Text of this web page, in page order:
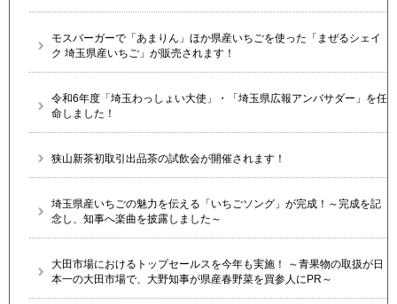
モスバーガーで「あまりん」ほか県産いちごを使った「まぜるシェイ
ク 埼玉県産いちご」が販売されます！
令和6年度「埼玉わっしょい大使」・「埼玉県広報アンバサダー」を任
命しました！
狭山新茶初取引出品茶の試飲会が開催されます！
埼玉県産いちごの魅力を伝える「いちごソング」が完成！～完成を記
念し、知事へ楽曲を披露しました～
大田市場におけるトップセールスを今年も実施！ ～青果物の取扱が日
本一の大田市場で、大野知事が県産春野菜を買参人にPR～